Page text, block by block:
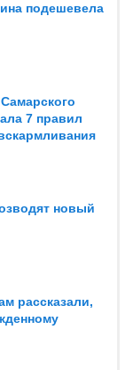
подешевела
7 правил
новый
рассказали,